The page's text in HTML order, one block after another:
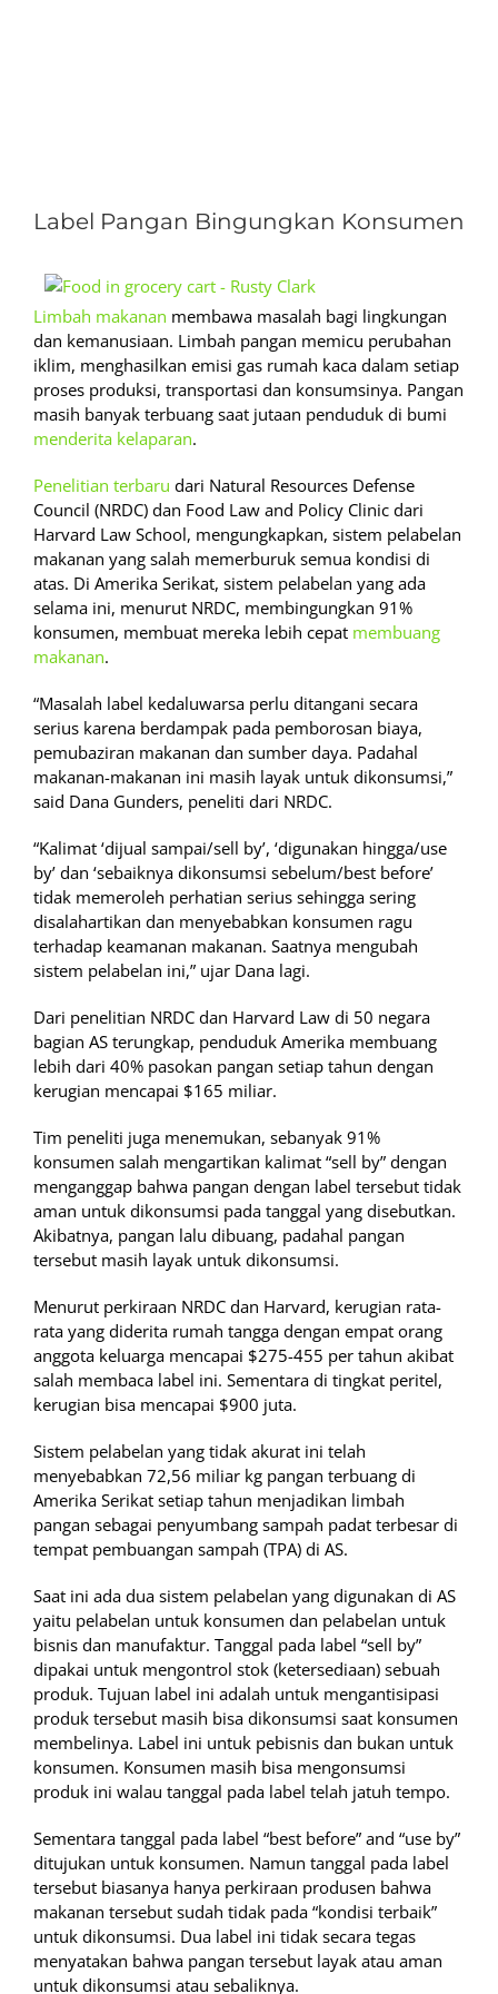
Larger
Image
Label Pangan Bingungkan Konsumen
Limbah makanan membawa masalah bagi lingkungan
dan kemanusiaan. Limbah pangan memicu perubahan
iklim, menghasilkan emisi gas rumah kaca dalam setiap
proses produksi, transportasi dan konsumsinya. Pangan
masih banyak terbuang saat jutaan penduduk di bumi
menderita kelaparan.
Penelitian terbaru dari Natural Resources Defense
Council (NRDC) dan Food Law and Policy Clinic dari
Harvard Law School, mengungkapkan, sistem pelabelan
makanan yang salah memerburuk semua kondisi di
atas. Di Amerika Serikat, sistem pelabelan yang ada
selama ini, menurut NRDC, membingungkan 91%
konsumen, membuat mereka lebih cepat membuang
makanan.
“Masalah label kedaluwarsa perlu ditangani secara
serius karena berdampak pada pemborosan biaya,
pemubaziran makanan dan sumber daya. Padahal
makanan-makanan ini masih layak untuk dikonsumsi,”
said Dana Gunders, peneliti dari NRDC.
“Kalimat ‘dijual sampai/sell by’, ‘digunakan hingga/use
by’ dan ‘sebaiknya dikonsumsi sebelum/best before’
tidak memeroleh perhatian serius sehingga sering
disalahartikan dan menyebabkan konsumen ragu
terhadap keamanan makanan. Saatnya mengubah
sistem pelabelan ini,” ujar Dana lagi.
Dari penelitian NRDC dan Harvard Law di 50 negara
bagian AS terungkap, penduduk Amerika membuang
lebih dari 40% pasokan pangan setiap tahun dengan
kerugian mencapai $165 miliar.
Tim peneliti juga menemukan, sebanyak 91%
konsumen salah mengartikan kalimat “sell by” dengan
menganggap bahwa pangan dengan label tersebut tidak
aman untuk dikonsumsi pada tanggal yang disebutkan.
Akibatnya, pangan lalu dibuang, padahal pangan
tersebut masih layak untuk dikonsumsi.
Menurut perkiraan NRDC dan Harvard, kerugian rata-
rata yang diderita rumah tangga dengan empat orang
anggota keluarga mencapai $275-455 per tahun akibat
salah membaca label ini. Sementara di tingkat peritel,
kerugian bisa mencapai $900 juta.
Sistem pelabelan yang tidak akurat ini telah
menyebabkan 72,56 miliar kg pangan terbuang di
Amerika Serikat setiap tahun menjadikan limbah
pangan sebagai penyumbang sampah padat terbesar di
tempat pembuangan sampah (TPA) di AS.
Saat ini ada dua sistem pelabelan yang digunakan di AS
yaitu pelabelan untuk konsumen dan pelabelan untuk
bisnis dan manufaktur. Tanggal pada label “sell by”
dipakai untuk mengontrol stok (ketersediaan) sebuah
produk. Tujuan label ini adalah untuk mengantisipasi
produk tersebut masih bisa dikonsumsi saat konsumen
membelinya. Label ini untuk pebisnis dan bukan untuk
konsumen. Konsumen masih bisa mengonsumsi
produk ini walau tanggal pada label telah jatuh tempo.
Sementara tanggal pada label “best before” and “use by”
ditujukan untuk konsumen. Namun tanggal pada label
tersebut biasanya hanya perkiraan produsen bahwa
makanan tersebut sudah tidak pada “kondisi terbaik”
untuk dikonsumsi. Dua label ini tidak secara tegas
menyatakan bahwa pangan tersebut layak atau aman
untuk dikonsumsi atau sebaliknya.